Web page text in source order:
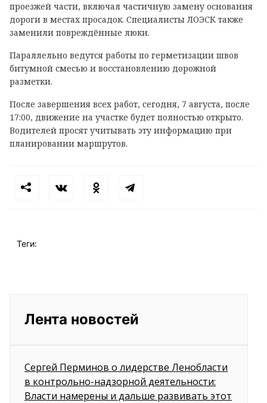
проезжей части, включал частичную замену основания
дороги в местах просадок. Специалисты ЛОЭСК также
заменили повреждённые люки.
Параллельно ведутся работы по герметизации швов
битумной смесью и восстановлению дорожной
разметки.
После завершения всех работ, сегодня, 7 августа, после
17:00, движение на участке будет полностью открыто.
Водителей просят учитывать эту информацию при
планировании маршрутов.
Теги:
Лента новостей
Сергей Перминов о лидерстве Ленобласти
в контрольно-надзорной деятельности:
Власти намерены и дальше развивать этот